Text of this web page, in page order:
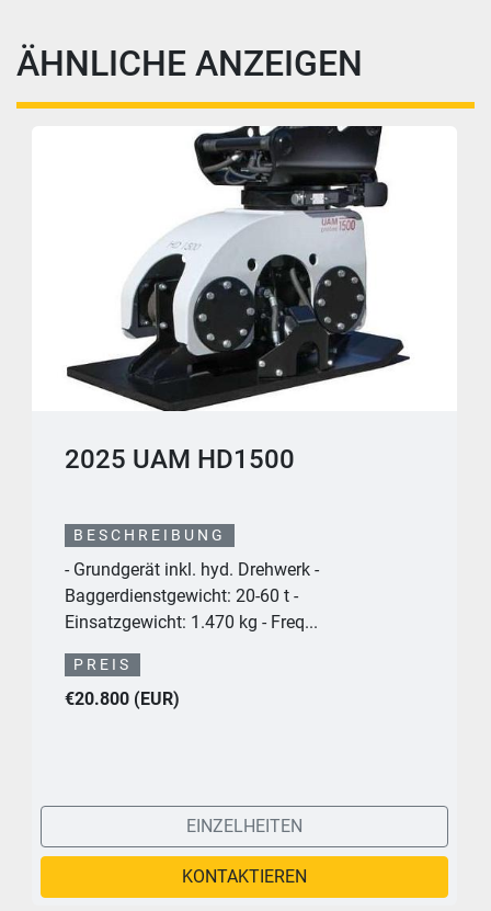
ÄHNLICHE ANZEIGEN
2025 UAM HD1500
BESCHREIBUNG
- Grundgerät inkl. hyd. Drehwerk -
Baggerdienstgewicht: 20-60 t -
Einsatzgewicht: 1.470 kg - Freq...
PREIS
€20.800 (EUR)
EINZELHEITEN
KONTAKTIEREN